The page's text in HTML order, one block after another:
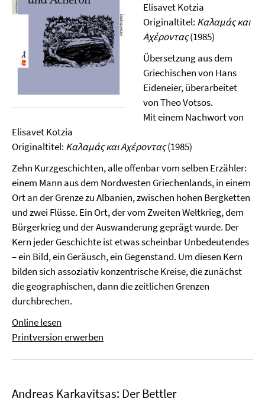
Elisavet Kotzia
Originaltitel: Καλαμάς και
Αχέροντας(1985)
Übersetzung aus dem
Griechischen von Hans
Eideneier, überarbeitet
von Theo Votsos.
Mit einem Nachwort von
Elisavet Kotzia
Originaltitel: Καλαμάς και Αχέροντας(1985)
Zehn Kurzgeschichten, alle offenbar vom selben Erzähler:
einem Mann aus dem Nordwesten Griechenlands, in einem
Ort an der Grenze zu Albanien, zwischen hohen Bergketten
und zwei Flüsse. Ein Ort, der vom Zweiten Weltkrieg, dem
Bürgerkrieg und der Auswanderung geprägt wurde. Der
Kern jeder Geschichte ist etwas scheinbar Unbedeutendes
– ein Bild, ein Geräusch, ein Gegenstand. Um diesen Kern
bilden sich assoziativ konzentrische Kreise, die zunächst
die geographischen, dann die zeitlichen Grenzen
durchbrechen.
Online lesen
Printversion erwerben
Andreas Karkavitsas: Der Bettler